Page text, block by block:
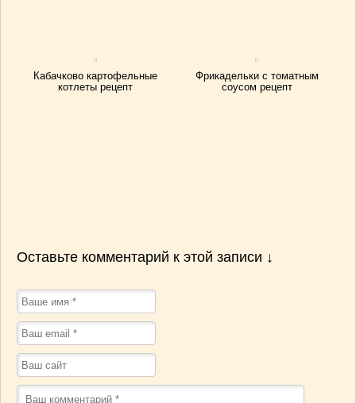
Кабачково картофельные
котлеты рецепт
Фрикадельки с томатным
соусом рецепт
Оставьте комментарий к этой записи ↓